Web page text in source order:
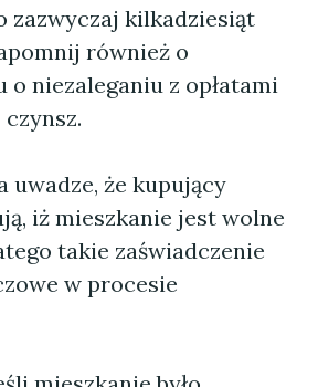
zazwyczaj kilkadziesiąt
również o
o niezaleganiu z opłatami
uwadze, że kupujący
iż mieszkanie jest wolne
takie zaświadczenie
w procesie